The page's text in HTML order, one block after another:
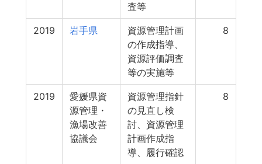
査等
2019 岩手県
資源管理計画
の作成指導、
資源評価調査
等の実施等
8
2019
愛媛県資
源管理・
漁場改善
協議会
資源管理指針
の見直し検
討、資源管理
計画作成指
導、履行確認
8